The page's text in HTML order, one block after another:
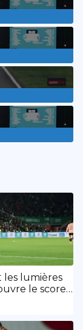
les lumières
le score,